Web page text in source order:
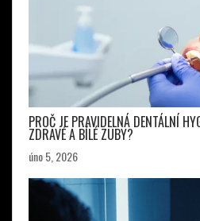
PROČ JE PRAVIDELNÁ DENTÁLNÍ
ZDRAVÉ A BÍLÉ ZUBY?
úno 5, 2026